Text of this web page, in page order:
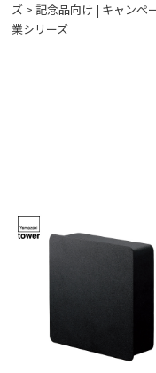
ズ > 記念品向け | キャンペ
業シリーズ